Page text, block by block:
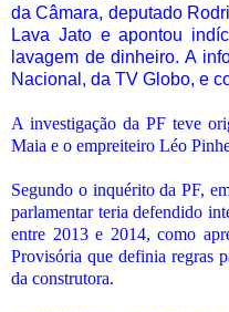
da Câmara, deputado
Lava Jato e apontou
lavagem de dinheiro. A
Nacional, da TV Globo, e
A investigação da PF teve
Maia e o empreiteiro Léo
Segundo o inquérito da PF,
parlamentar teria defendido
entre 2013 e 2014, como
Provisória que definia regras
da construtora.